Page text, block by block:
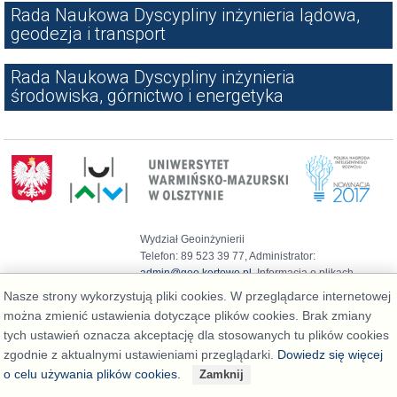
Rada Naukowa Dyscypliny inżynieria lądowa,
geodezja i transport
Rada Naukowa Dyscypliny inżynieria
środowiska, górnictwo i energetyka
Wydział Geoinżynierii
Telefon: 89 523 39 77, Administrator:
admin@geo.kortowo.pl, Informacja o plikach
cookies
Deklaracja dostępności
Nasze strony wykorzystują pliki cookies. W przeglądarce internetowej
można zmienić ustawienia dotyczące plików cookies. Brak zmiany
tych ustawień oznacza akceptację dla stosowanych tu plików cookies
zgodnie z aktualnymi ustawieniami przeglądarki. Dowiedz się więcej
o celu używania plików cookies.